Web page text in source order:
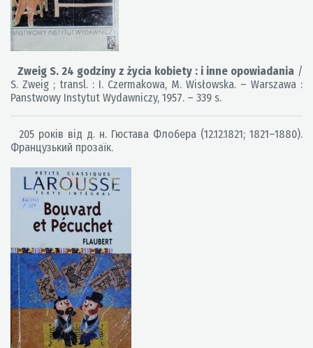
Zweig S. 24 godziny z życia kobiety : i inne opowiadania /
S. Zweig ; transl. : I. Czermakowa, M. Wisłowska. – Warszawa :
Panstwowy Instytut Wydawniczy, 1957. – 339 s.
205 років від д. н. Гюстава Флобера (12.12.1821; 1821–1880).
Французький прозаїк.